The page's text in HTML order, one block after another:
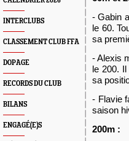
INTERCLUBS
CLASSEMENT CLUB FFA
DOPAGE
RECORDS DU CLUB
BILANS
ENGAGÉ(E)S
- Gabin
le 60.
sa
- Alexis
le 200.
sa
- Flavie
saison
200m :